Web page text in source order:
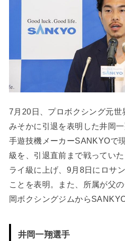
7月20日、プロボクシング元世
みそかに引退を表明した井岡
手遊技機メーカーSANKYOで
級を、引退直前まで戦ってい
ライ級に上げ、9月8日にロサ
ことを表明。また、所属が父
岡ボクシングジムから
井岡一翔選手